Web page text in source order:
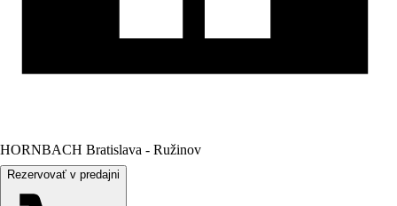
HORNBACH Bratislava - Ružinov
Rezervovať v predajni